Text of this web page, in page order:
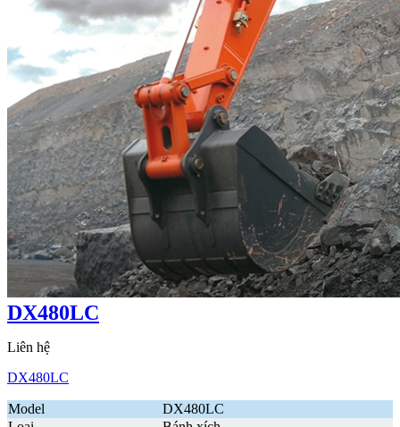
DX480LC
Liên hệ
DX480LC
Model
DX480LC